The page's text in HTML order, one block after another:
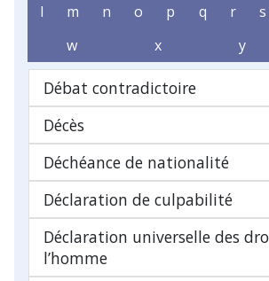
l
m n o p q r s
w
x y
Débat contradictoire
Décès
Déchéance de nationalité
Déclaration de culpabilité
Déclaration universelle des
l’homme